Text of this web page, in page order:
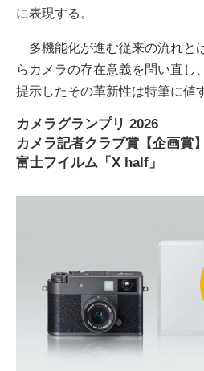
に表現する。
多機能化が進む従来の流れと
らカメラの存在意義を問い直し
提⽰したその⾰新性は特筆に値
カメラグランプリ 2026
カメラ記者クラブ賞【企画賞】
富士フイルム「X half」